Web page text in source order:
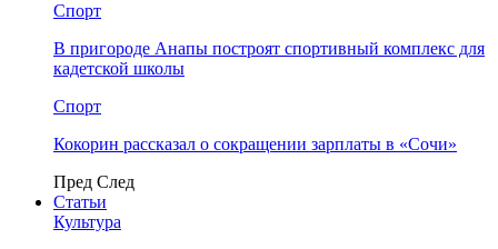
Спорт
В пригороде Анапы построят спортивный комплекс для
кадетской школы
Спорт
Кокорин рассказал о сокращении зарплаты в «Сочи»
Пред След
Статьи
Культура